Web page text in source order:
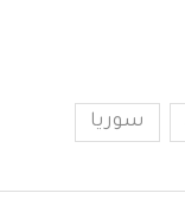
سوريا